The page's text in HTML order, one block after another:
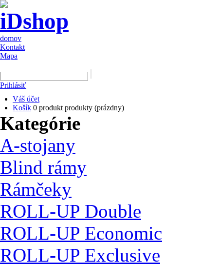
domov
Kontakt
Mapa
Prihlásiť
Váš účet
Košík 0 produkt produkty (prázdny)
Kategórie
A-stojany
Blind rámy
Rámčeky
ROLL-UP Double
ROLL-UP Economic
ROLL-UP Exclusive